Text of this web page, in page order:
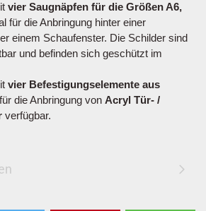
vier Saugnäpfen für die Größen A6,
für die Anbringung hinter einer
einem Schaufenster. Die Schilder sind
und befinden sich geschützt im
vier Befestigungselemente aus
die Anbringung von Acryl Tür- /
verfügbar.